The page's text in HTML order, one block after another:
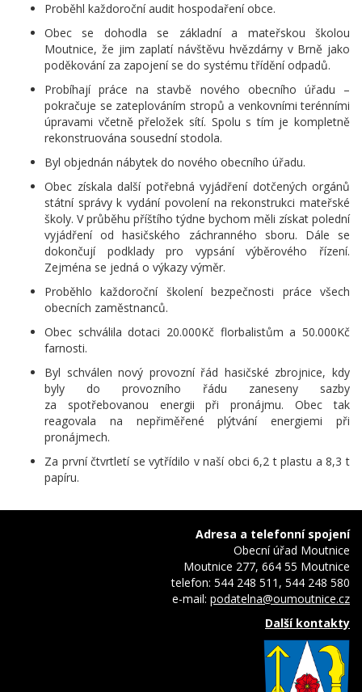
Proběhl každoroční audit hospodaření obce.
Obec se dohodla se základní a mateřskou školou
Moutnice, že jim zaplatí návštěvu hvězdárny v Brně jako
poděkování za zapojení se do systému třídění odpadů.
Probíhají práce na stavbě nového obecního úřadu –
pokračuje se zateplováním stropů a venkovními terénními
úpravami včetně přeložek sítí. Spolu s tím je kompletně
rekonstruována sousední stodola.
Byl objednán nábytek do nového obecního úřadu.
Obec získala další potřebná vyjádření dotčených orgánů
státní správy k vydání povolení na rekonstrukci mateřské
školy. V průběhu příštího týdne bychom měli získat polední
vyjádření od hasičského záchranného sboru. Dále se
dokončují podklady pro vypsání výběrového řízení.
Zejména se jedná o výkazy výměr.
Proběhlo každoroční školení bezpečnosti práce všech
obecních zaměstnanců.
Obec schválila dotaci 20.000Kč florbalistům a 50.000Kč
farnosti.
Byl schválen nový provozní řád hasičské zbrojnice, kdy
byly do provozního řádu zaneseny sazby
za spotřebovanou energii při pronájmu. Obec tak
reagovala na nepřiměřené plýtvání energiemi při
pronájmech.
Za první čtvrtletí se vytřídilo v naší obci 6,2 t plastu a 8,3 t
papíru.
Adresa a telefonní spojení
Obecní úřad Moutnice
Moutnice 277, 664 55 Moutnice
telefon: 544 248 511, 544 248 580
e-mail: podatelna@oumoutnice.cz
Další kontakty